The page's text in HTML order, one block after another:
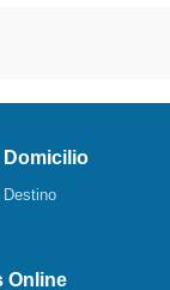
Domicilio
Destino
Online